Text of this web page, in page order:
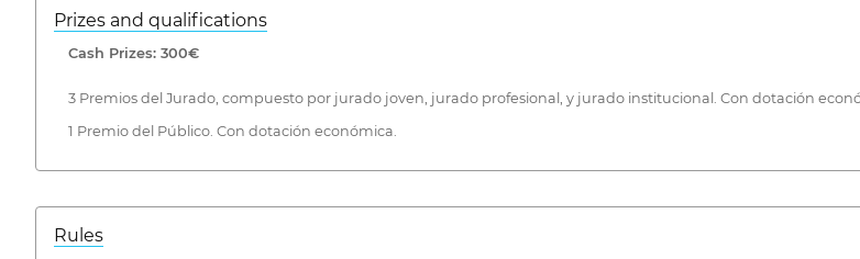
Prizes and qualifications
Cash Prizes: 300€
3 Premios del Jurado, compuesto por jurado joven, jurado profesional, y jurado institucional. Con dotación
1 Premio del Público. Con dotación económica.
Rules